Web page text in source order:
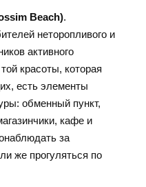
Beach).
неторопливого и
активного
красоты, которая
есть элементы
обменный пункт,
кафе и
за
же прогуляться по